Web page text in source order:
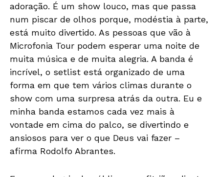
adoração. É um show louco, mas que passa
num piscar de olhos porque, modéstia à parte,
está muito divertido. As pessoas que vão à
Microfonia Tour podem esperar uma noite de
muita música e de muita alegria. A banda é
incrível, o setlist está organizado de uma
forma em que tem vários climas durante o
show com uma surpresa atrás da outra. Eu e
minha banda estamos cada vez mais à
vontade em cima do palco, se divertindo e
ansiosos para ver o que Deus vai fazer –
afirma Rodolfo Abrantes.